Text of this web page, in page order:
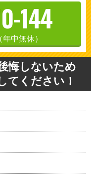
144
中無休）
悔しないため
てください！